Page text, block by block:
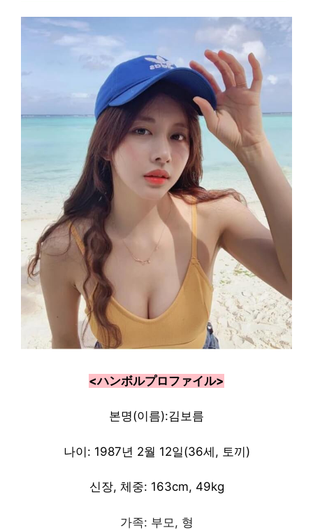
<ハンボルプロファイル>
본명(이름):김보름
나이: 1987년 2월 12일(36세, 토끼)
신장, 체중: 163cm, 49kg
가족: 부모, 형